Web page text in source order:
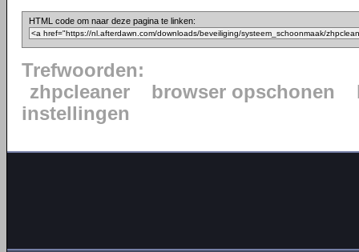
HTML code om naar deze pagina te linken:
Trefwoorden:
zhpcleaner
browser opschonen
instellingen